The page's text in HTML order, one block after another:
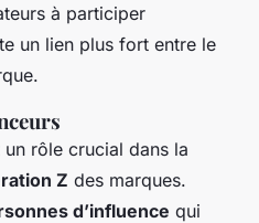
à participer
un lien plus fort entre le
un rôle crucial dans la
Z des marques.
d’influence qui